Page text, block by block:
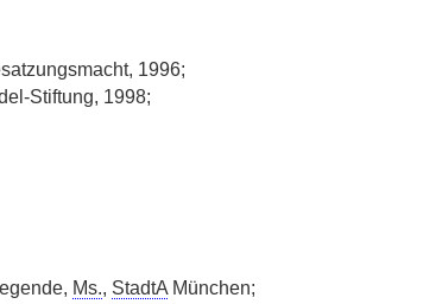
1996;
Stiftung, 1998;
Ms., StadtAMünchen;